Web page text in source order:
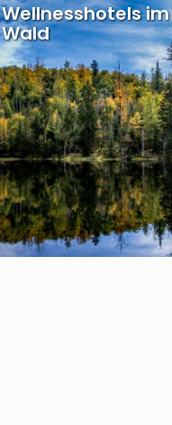
Wellnesshotels
Wald